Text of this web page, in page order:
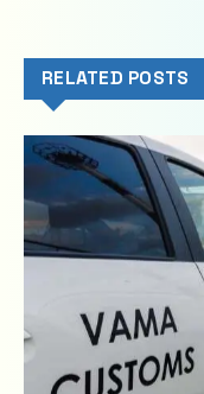
RELATED POSTS